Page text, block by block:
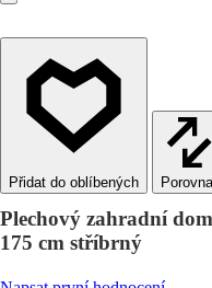
Plechový zahradní
175 cm stříbrný